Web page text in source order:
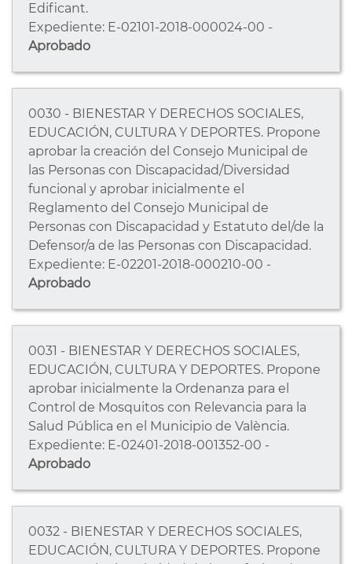
Edificant.
Expediente: E-02101-2018-000024-00 -
Aprobado
0030 - BIENESTAR Y DERECHOS SOCIALES,
EDUCACIÓN, CULTURA Y DEPORTES. Propone
aprobar la creación del Consejo Municipal de
las Personas con Discapacidad/Diversidad
funcional y aprobar inicialmente el
Reglamento del Consejo Municipal de
Personas con Discapacidad y Estatuto del/de la
Defensor/a de las Personas con Discapacidad.
Expediente: E-02201-2018-000210-00 -
Aprobado
0031 - BIENESTAR Y DERECHOS SOCIALES,
EDUCACIÓN, CULTURA Y DEPORTES. Propone
aprobar inicialmente la Ordenanza para el
Control de Mosquitos con Relevancia para la
Salud Pública en el Municipio de València.
Expediente: E-02401-2018-001352-00 -
Aprobado
0032 - BIENESTAR Y DERECHOS SOCIALES,
EDUCACIÓN, CULTURA Y DEPORTES. Propone